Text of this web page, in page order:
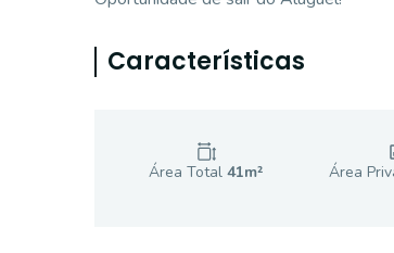
Características
Área Total 41m² Área